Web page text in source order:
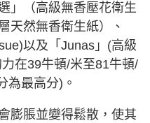
」（高級無香壓花衛生
天然無香衛生紙）、
以及「Junas」(高級
在39牛頓/米至81牛頓/
為最高分)。
膨脹並變得鬆散，使其